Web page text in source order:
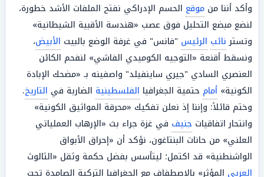
وأكد أننا من موقع الحسم الإدراكي نفتح الملفات الأشد خطورة،
لنضع مبضع التحليل فوق عصب «هندسة الأقبية الشيطانية»
وتسترنائب الرئيس "فانس" في غرفة الوضع بالبيت الأبيض،
ونسقط أقنعة «التوجيه الكوميدي الفاشي» لنفحم الكائن
العنصري السادي "جيري ساينفيلد" واصفينه بـ «مضحك الإبادة
الكونية» أمام حتمية الجغرافيا الفلسطينية الضاربة في التاريخ.
وختم قائلاً: وإننا إذ نعلن تفكيك «محرقة المواثيق الكونية»
وانتحار اتفاقيات جنيف في غزة جراء بث «الإرهاب العملياتي
العلني» من حانات البنتاغون، نؤكد أن «إحراق الأبواق
الواشنطنية» قد اكتمل؛ ليتأسس بفضل حكمة وثقل «الثالوث
العربي المؤثر» بالاصطفاف مع الجغرافيا التركية الصامدة تحت